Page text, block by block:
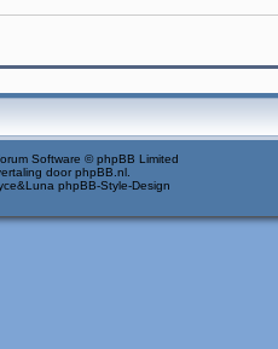
Software © phpBB Limited
door phpBB.nl
phpBB-Style-Design